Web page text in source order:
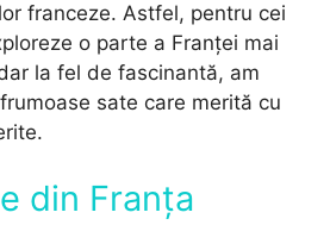
franceze. Astfel, pentru cei
o parte a Franței mai
la fel de fascinantă, am
sate care merită cu
din Franța